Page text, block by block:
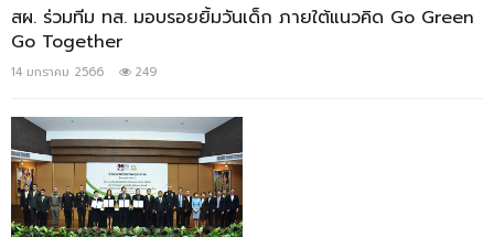
สผ. ร่วมทีม ทส. มอบรอยยิ้มวันเด็ก ภายใต้แนวคิด Go Green
Go Together
14 มกราคม 2566 249